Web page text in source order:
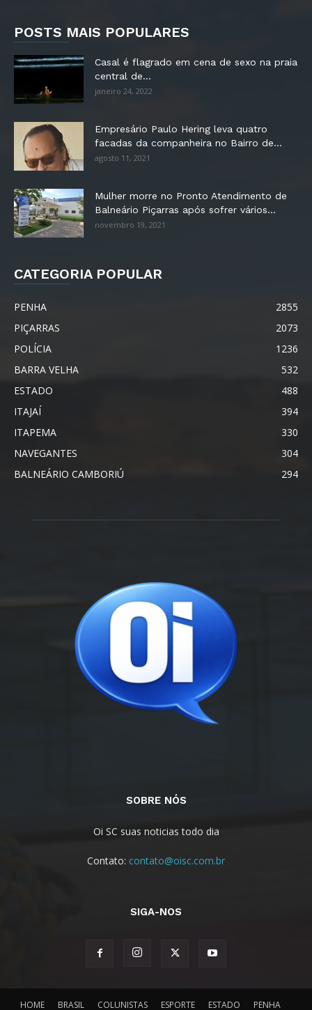
POSTS MAIS POPULARES
Casal é flagrado em cena de sexo na praia
central de...
janeiro 24, 2022
Empresário Paulo Hering leva quatro
facadas da companheira no Bairro de...
agosto 11, 2021
Mulher morre no Pronto Atendimento de
Balneário Piçarras após sofrer vários...
novembro 19, 2021
CATEGORIA POPULAR
PENHA
2855
PIÇARRAS
2073
POLÍCIA
1236
BARRA VELHA
532
ESTADO
488
ITAJAÍ
394
ITAPEMA
330
NAVEGANTES
304
BALNEÁRIO CAMBORIÚ
294
SOBRE NÓS
Oi SC suas noticias todo dia
Contato: contato@oisc.com.br
SIGA-NOS
HOME BRASIL COLUNISTAS ESPORTE ESTADO PENHA